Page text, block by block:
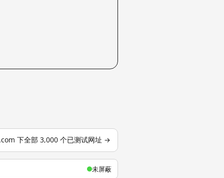
下全部 3,000 个已测试网址 →
未屏蔽